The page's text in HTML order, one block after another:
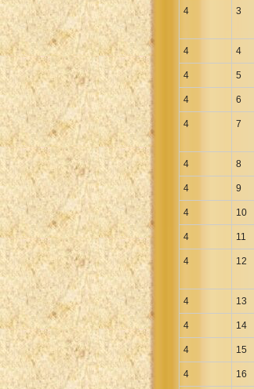
4 3
4 4
4 5
4 6
4 7
4 8
4 9
4 10
4 11
4 12
4 13
4 14
4 15
4 16